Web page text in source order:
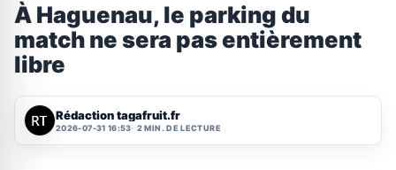
À Haguenau, le parking du
match ne sera pas entièrement
libre
Rédaction tagafruit.fr
2026-07-31 16:53 2 MIN. DE LECTURE